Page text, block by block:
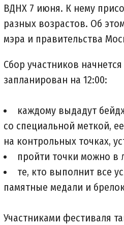
ВДНХ 7 июня. К нему
разных возрастов. Об
мэра и правительства
Сбор участников начнется
запланирован на 12:00:
каждому выдадут
со специальной меткой,
на контрольных точках,
пройти точки можно в
те, кто выполнит все
памятные медали и
Участниками фестиваля